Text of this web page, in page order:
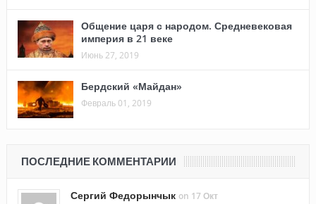
Общение царя с народом. Средневековая
империя в 21 веке
Июнь 27, 2019
Бердский «Майдан»
Февраль 01, 2019
ПОСЛЕДНИЕ КОММЕНТАРИИ
Сергий Федорынчык on 17 Окт